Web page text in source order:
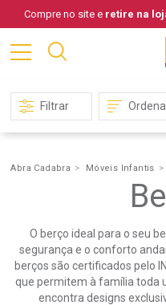
Compre no site e retire na
Abra Cadabra Móveis Infantis
O berço ideal para o seu
segurança e o conforto
berços são certificados pelo
que permitem à família toda
encontra designs
Filtrar